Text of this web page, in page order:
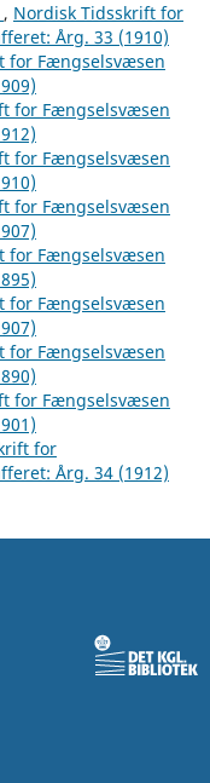
, Nordisk Tidsskrift for
Årg. 33 (1910)
for Fængselsvæsen
for Fængselsvæsen
for Fængselsvæsen
for Fængselsvæsen
for Fængselsvæsen
for Fængselsvæsen
for Fængselsvæsen
for Fængselsvæsen
for
Årg. 34 (1912)